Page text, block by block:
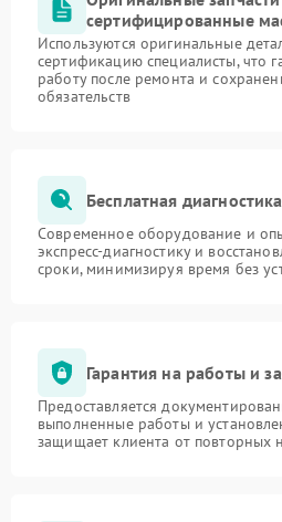
сертифицированные
Используются оригинальные
сертификацию специалисты, что
работу после ремонта и
обязательств
Бесплатная
Современное оборудование и
экспресс-диагностику и
сроки, минимизируя время без
Гарантия на работы и
Предоставляется
выполненные работы и
защищает клиента от повторных